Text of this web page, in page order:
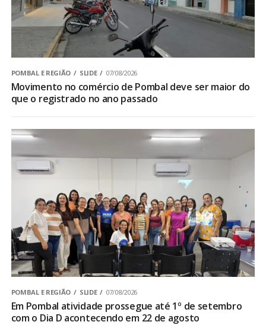
POMBAL E REGIÃO SLIDE 07/08/2026
Movimento no comércio de Pombal deve ser maior do
que o registrado no ano passado
POMBAL E REGIÃO SLIDE 07/08/2026
Em Pombal atividade prossegue até 1º de setembro
com o Dia D acontecendo em 22 de agosto